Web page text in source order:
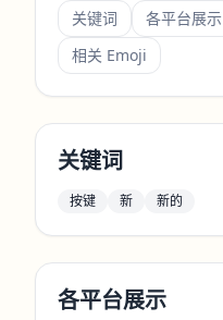
关键词 各平台展示
相关 Emoji
关键词
按键 新 新的
各平台展示